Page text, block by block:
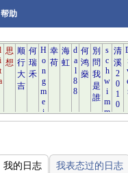
帮助
我的日志 我表态过的日志